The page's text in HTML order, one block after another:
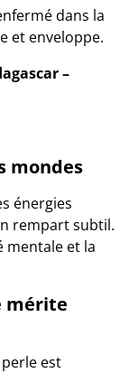
dans la
et enveloppe.
–
mondes
énergies
rempart subtil.
mentale et la
mérite
perle est